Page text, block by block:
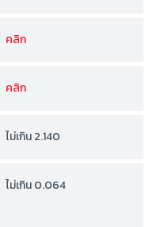
คลิก
คลิก
ไม่เกิน 2.140
ไม่เกิน 0.064